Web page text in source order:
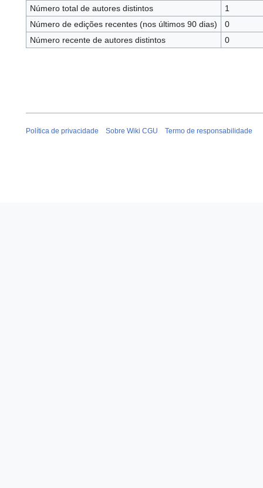
Número total de autores distintos
1
Número de edições recentes (nos últimos 90 dias)
0
Número recente de autores distintos
0
Política de privacidade Sobre Wiki CGU Termo de responsabilidade